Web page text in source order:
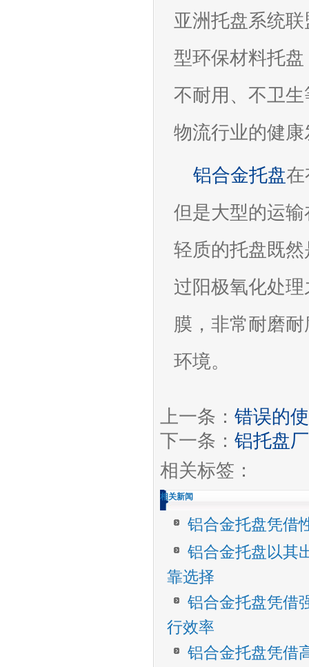
亚洲托盘系统
型环保材料托
不耐用、不卫
物流行业的健
铝合金托盘在
但是大型的运
轻质的托盘既
过阳极氧化处
膜，非常耐磨
环境。
上一条： 错误的
下一条： 铝托盘
相关标签：
相关新闻
铝合金托盘凭借
铝合金托盘以其
靠选择
铝合金托盘凭借
行效率
铝合金托盘凭借